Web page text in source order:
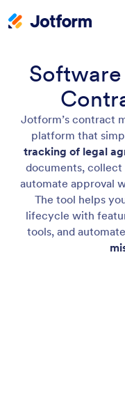
Jotform’s contract
platform that
tracking of legal
documents, collect
automate approval
The tool helps
lifecycle with
tools, and